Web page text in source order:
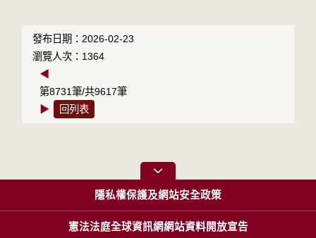
發布日期：2026-02-23
瀏覽人次：1364
◀
第8731筆/共9617筆
▶
回列表
隱私權保護及網站安全政策
憲法法庭全球資訊網網站資料開放宣告